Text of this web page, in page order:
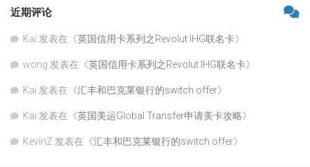
近期评论
Kai 发表在《英国信用卡系列之Revolut IHG联名卡》
wong 发表在《英国信用卡系列之Revolut IHG联名卡》
Kai 发表在《汇丰和巴克莱银行的switch offer》
Kai 发表在《英国美运Global Transfer申请美卡攻略》
KevinZ 发表在《汇丰和巴克莱银行的switch offer》